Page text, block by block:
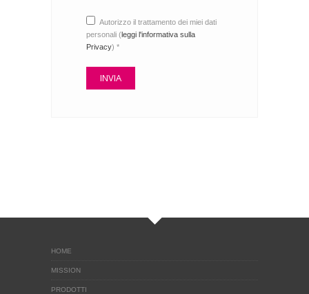
Autorizzo il trattamento dei miei dati
personali (leggi l'informativa sulla
Privacy) *
HOME
MISSION
PRODOTTI